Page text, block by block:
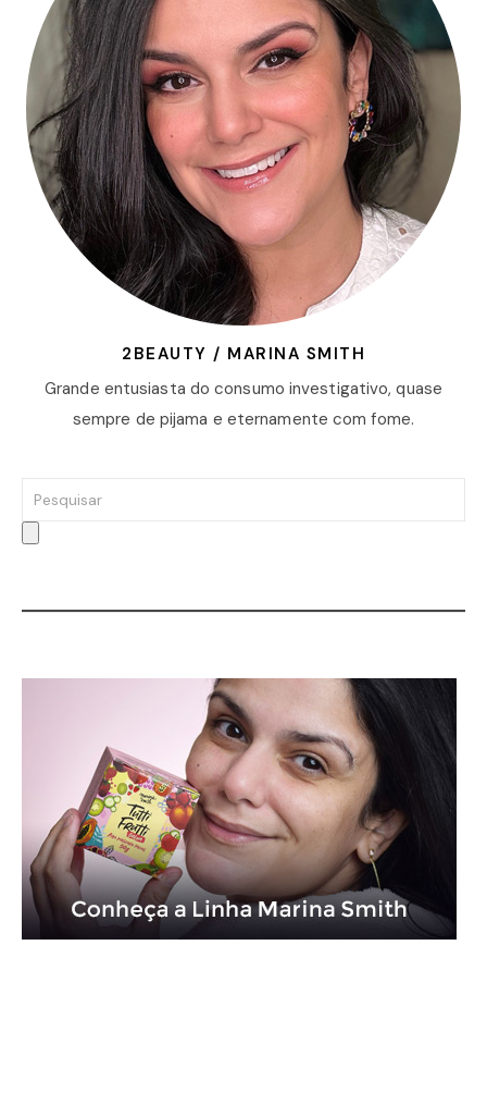
2BEAUTY / MARINA SMITH
Grande entusiasta do consumo investigativo, quase
sempre de pijama e eternamente com fome.